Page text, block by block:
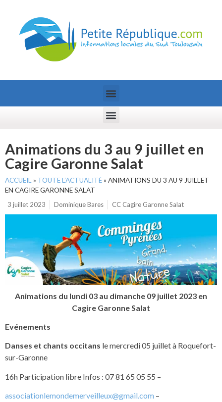
Animations du 3 au 9 juillet en
Cagire Garonne Salat
ACCUEIL » TOUTE L’ACTUALITÉ» ANIMATIONS DU 3 AU 9 JUILLET
EN CAGIRE GARONNE SALAT
3 juillet 2023
Dominique Bares CC Cagire Garonne Salat
Animations du lundi 03 au dimanche 09 juillet 2023 en
Cagire Garonne Salat
Evénements
Danses et chants occitans le mercredi 05 juillet à Roquefort-
sur-Garonne
16h Participation libre Infos : 07 81 65 05 55 –
associationlemondemerveilleux@gmail.com –